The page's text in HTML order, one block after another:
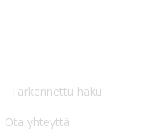
Tarkennettu haku
Ota yhteyttä